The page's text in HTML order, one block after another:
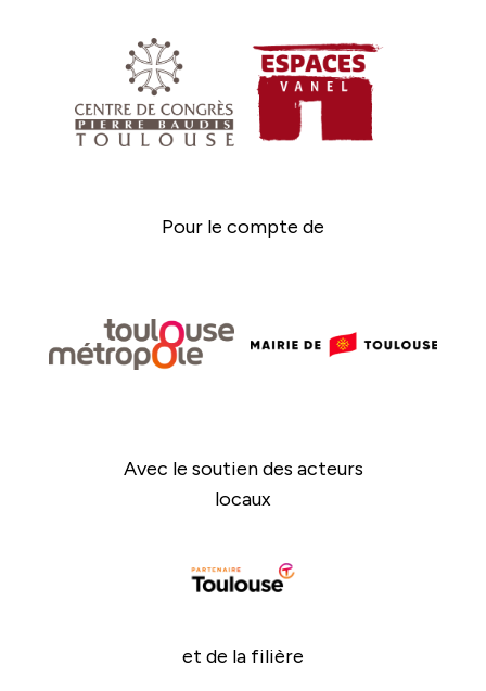
Pour le compte de
Avec le soutien des acteurs
locaux
et de la filière